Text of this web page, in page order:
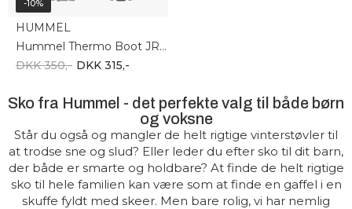
-10%
HUMMEL
Hummel Thermo Boot JR 206869-3691
DKK 350,- DKK 315,-
Sko fra Hummel - det perfekte valg til både børn
og voksne
Står du også og mangler de helt rigtige vinterstøvler til
at trodse sne og slud? Eller leder du efter sko til dit barn,
der både er smarte og holdbare? At finde de helt rigtige
sko til hele familien kan være som at finde en gaffel i en
skuffe fyldt med skeer. Men bare rolig, vi har nemlig